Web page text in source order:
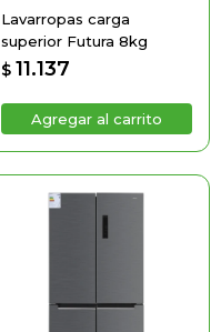
Lavarropas carga
superior Futura 8kg
$ 11.137